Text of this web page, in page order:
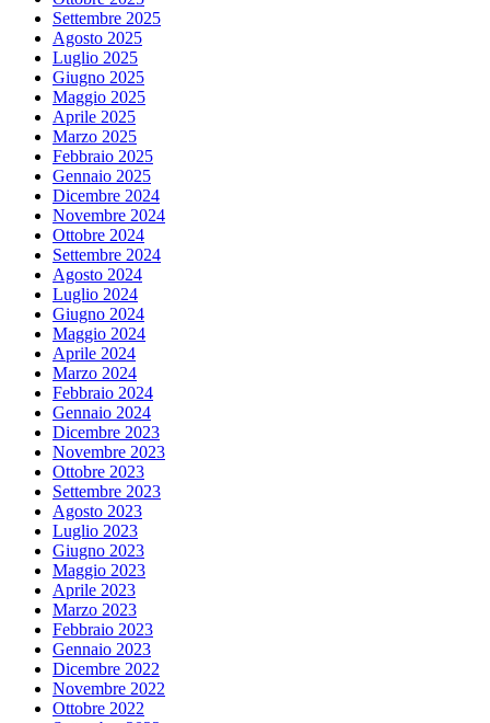
Settembre 2025
Agosto 2025
Luglio 2025
Giugno 2025
Maggio 2025
Aprile 2025
Marzo 2025
Febbraio 2025
Gennaio 2025
Dicembre 2024
Novembre 2024
Ottobre 2024
Settembre 2024
Agosto 2024
Luglio 2024
Giugno 2024
Maggio 2024
Aprile 2024
Marzo 2024
Febbraio 2024
Gennaio 2024
Dicembre 2023
Novembre 2023
Ottobre 2023
Settembre 2023
Agosto 2023
Luglio 2023
Giugno 2023
Maggio 2023
Aprile 2023
Marzo 2023
Febbraio 2023
Gennaio 2023
Dicembre 2022
Novembre 2022
Ottobre 2022